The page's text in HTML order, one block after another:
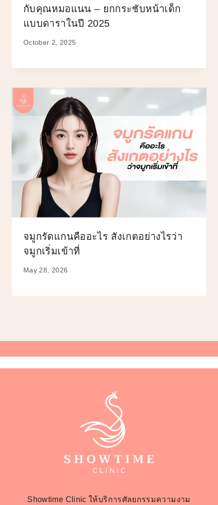
กับคุณหมอแนน – ยกกระชับหน้าเด็ก
แบบดาราในปี 2025
October 2, 2025
จมูกรัดแกนคืออะไร สังเกตอย่างไรว่า
จมูกเริ่มเข้าที่
May 28, 2026
Showtime Clinic ให้บริการศัลยกรรมความงาม